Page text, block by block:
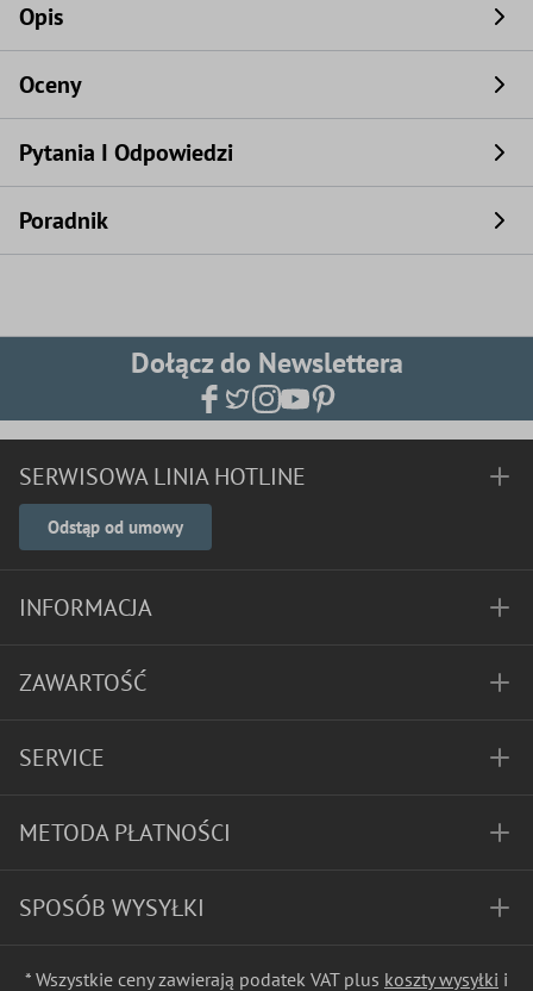
Opis
Oceny
Pytania I Odpowiedzi
Poradnik
Dołącz do Newslettera
SERWISOWA LINIA HOTLINE
Odstąp od umowy
INFORMACJA
ZAWARTOŚĆ
SERVICE
METODA PŁATNOŚCI
SPOSÓB WYSYŁKI
* Wszystkie ceny zawierają podatek VAT plus koszty wysyłki i